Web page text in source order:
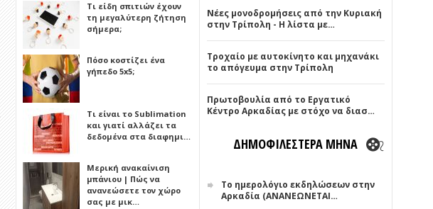
Τι είδη σπιτιών έχουν
τη μεγαλύτερη ζήτηση
σήμερα;
Πόσο κοστίζει ένα
γήπεδο 5x5;
Τι είναι το Sublimation
και γιατί αλλάζει τα
δεδομένα στα διαφημι…
Μερική ανακαίνιση
μπάνιου | Πώς να
ανανεώσετε τον χώρο
σας με μικ…
Νέες μονοδρομήσεις από την Κυριακή
στην Τρίπολη - Η λίστα με…
Τροχαίο με αυτοκίνητο και μηχανάκι
το απόγευμα στην Τρίπολη
Πρωτοβουλία από το Εργατικό
Κέντρο Αρκαδίας με στόχο να διασ…
ΔΗΜΟΦΙΛΕΣΤΕΡΑ ΜΗΝΑ
Το ημερολόγιο εκδηλώσεων στην
Αρκαδία (ΑΝΑΝΕΩΝΕΤΑΙ…